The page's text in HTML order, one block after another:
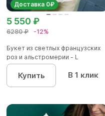
Доставка 0₽
6280 ₽ -12%
5 550 ₽
Букет из светлых французских
роз и альстромерии - L
Купить В 1 клик